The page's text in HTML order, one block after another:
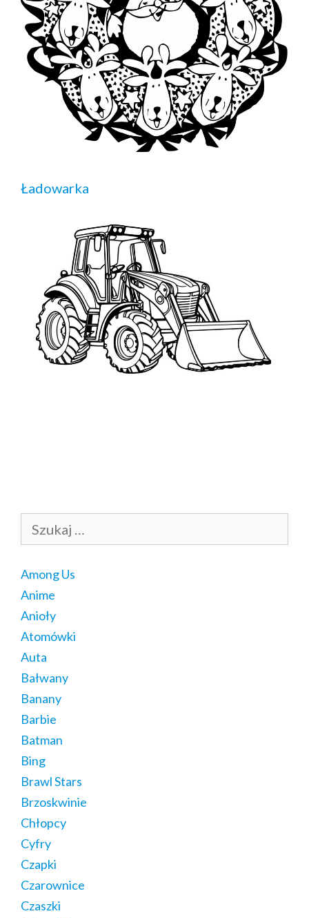
Ładowarka
Among Us
Anime
Anioły
Atomówki
Auta
Bałwany
Banany
Barbie
Batman
Bing
Brawl Stars
Brzoskwinie
Chłopcy
Cyfry
Czapki
Czarownice
Czaszki